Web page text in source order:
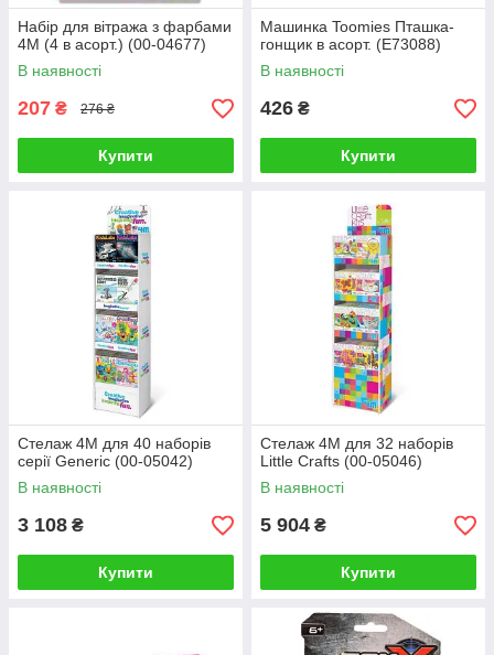
Набір для вітража з фарбами
4M (4 в асорт.) (00-04677)
В наявності
207 ₴ 276 ₴
Купити
Машинка Toomies Пташка-
гонщик в асорт. (E73088)
В наявності
426 ₴
Купити
Стелаж 4M для 40 наборів
серії Generic (00-05042)
В наявності
3 108 ₴
Купити
Стелаж 4М для 32 наборів
Little Crafts (00-05046)
В наявності
5 904 ₴
Купити